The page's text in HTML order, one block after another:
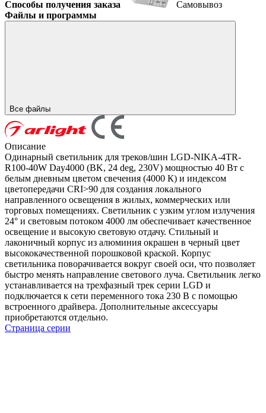
Способы получения заказа
Самовывоз
Файлы и программы
Все файлы
Описание
Одинарный светильник для треков/шин LGD-NIKA-4TR-
R100-40W Day4000 (BK, 24 deg, 230V) мощностью 40 Вт с
белым дневным цветом свечения (4000 К) и индексом
цветопередачи CRI>90 для создания локального
направленного освещения в жилых, коммерческих или
торговых помещениях. Светильник с узким углом излучения
24° и световым потоком 4000 лм обеспечивает качественное
освещение и высокую световую отдачу. Стильный и
лаконичный корпус из алюминия окрашен в черный цвет
высококачественной порошковой краской. Корпус
светильника поворачивается вокруг своей оси, что позволяет
быстро менять направление светового луча. Светильник легко
устанавливается на трехфазный трек серии LGD и
подключается к сети переменного тока 230 В с помощью
встроенного драйвера. Дополнительные аксессуары
приобретаются отдельно.
Страница серии